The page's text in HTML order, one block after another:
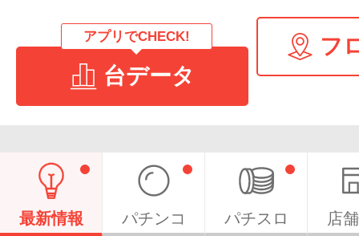
アプリでCHECK!
台データ
フ
最新情報 パチンコ パチスロ 店